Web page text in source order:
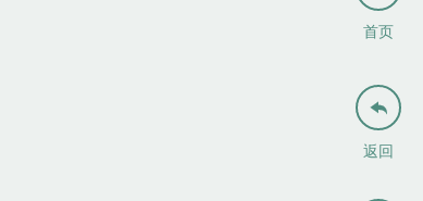
首页

返回